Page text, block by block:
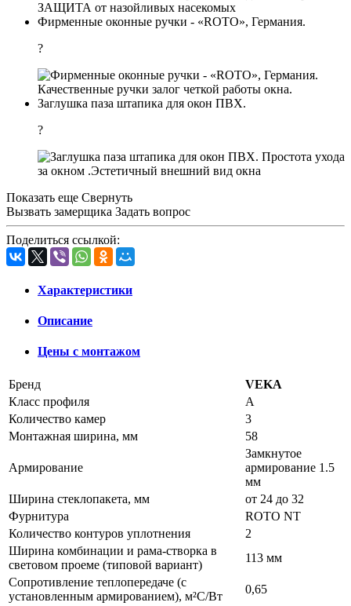
ЗАЩИТА от назойливых насекомых
Фирменные оконные ручки - «ROTO», Германия.
?
Качественные ручки залог четкой работы окна.
Заглушка паза штапика для окон ПВХ.
?
Простота ухода
за окном .Эстетичный внешний вид окна
Показать еще Свернуть
Вызвать замерщика Задать вопрос
Поделиться ссылкой:
Характеристики
Описание
Цены с монтажом
Бренд
VEKA
Класс профиля
А
Количество камер
3
Монтажная ширина, мм
58
Армирование
Замкнутое
армирование 1.5
мм
Ширина стеклопакета, мм
от 24 до 32
Фурнитура
ROTO NT
Количество контуров уплотнения
2
Ширина комбинации и рама-створка в
световом проеме (типовой вариант)
113 мм
Сопротивление теплопередаче (с
установленным армированием), м²С/Вт
0,65